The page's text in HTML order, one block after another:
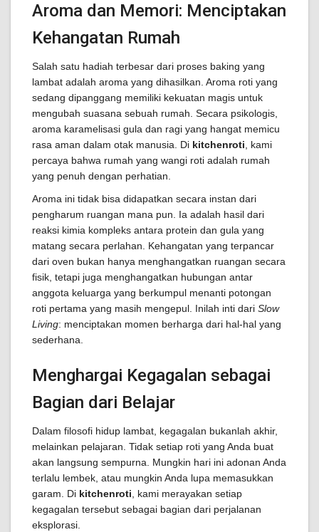
Aroma dan Memori: Menciptakan
Kehangatan Rumah
Salah satu hadiah terbesar dari proses baking yang
lambat adalah aroma yang dihasilkan. Aroma roti yang
sedang dipanggang memiliki kekuatan magis untuk
mengubah suasana sebuah rumah. Secara psikologis,
aroma karamelisasi gula dan ragi yang hangat memicu
rasa aman dalam otak manusia. Di kitchenroti , kami
percaya bahwa rumah yang wangi roti adalah rumah
yang penuh dengan perhatian.
Aroma ini tidak bisa didapatkan secara instan dari
pengharum ruangan mana pun. Ia adalah hasil dari
reaksi kimia kompleks antara protein dan gula yang
matang secara perlahan. Kehangatan yang terpancar
dari oven bukan hanya menghangatkan ruangan secara
fisik, tetapi juga menghangatkan hubungan antar
anggota keluarga yang berkumpul menanti potongan
roti pertama yang masih mengepul. Inilah inti dari Slow
Living: menciptakan momen berharga dari hal-hal yang
sederhana.
Menghargai Kegagalan sebagai
Bagian dari Belajar
Dalam filosofi hidup lambat, kegagalan bukanlah akhir,
melainkan pelajaran. Tidak setiap roti yang Anda buat
akan langsung sempurna. Mungkin hari ini adonan Anda
terlalu lembek, atau mungkin Anda lupa memasukkan
garam. Di kitchenroti , kami merayakan setiap
kegagalan tersebut sebagai bagian dari perjalanan
eksplorasi.